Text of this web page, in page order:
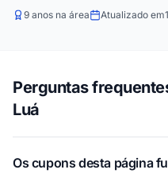
9 anos na área Atualizado em
Perguntas
Luá
Os cupons desta página